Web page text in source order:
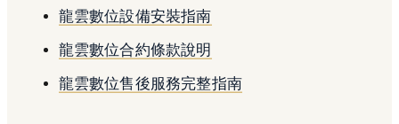
龍雲數位設備安裝指南
龍雲數位合約條款說明
龍雲數位售後服務完整指南